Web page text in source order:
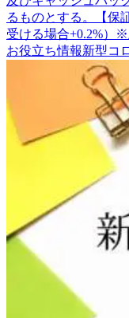
るものとする。【保
受ける場合+0.2%）
お役立ち情報新型コ